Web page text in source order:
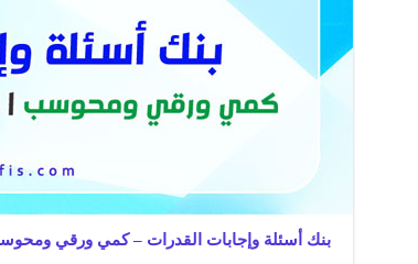
بنك أسئلة وإجابات القدرات – كمي ورقي ومحوسب ملفات